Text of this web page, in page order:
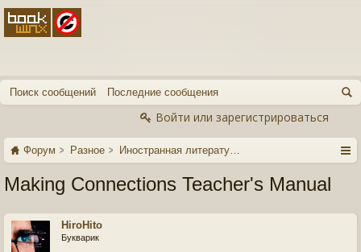
Поиск сообщений Последние сообщения
Войти или зарегистрироваться
Форум Разное Иностранная литература
Making Connections Teacher's Manual
HiroHito
Букварик